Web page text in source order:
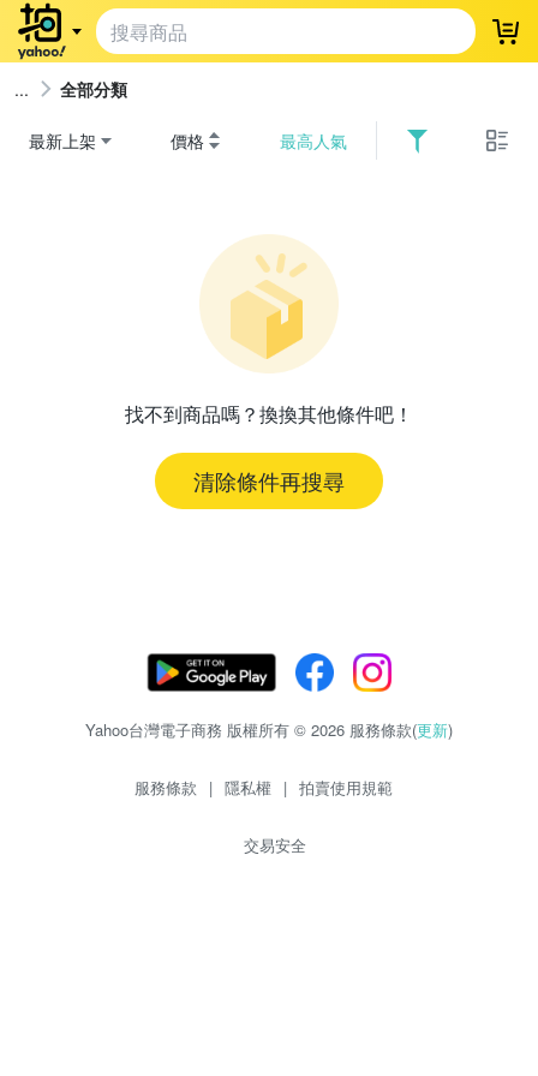
登
全部分類
最新上架 價格 最高人氣
找不到商品嗎？換換其他條件吧！
清除條件再搜尋
Yahoo台灣電子商務 版權所有 © 2026 服務條款(更新)
服務條款 | 隱私權 | 拍賣使用規範
交易安全